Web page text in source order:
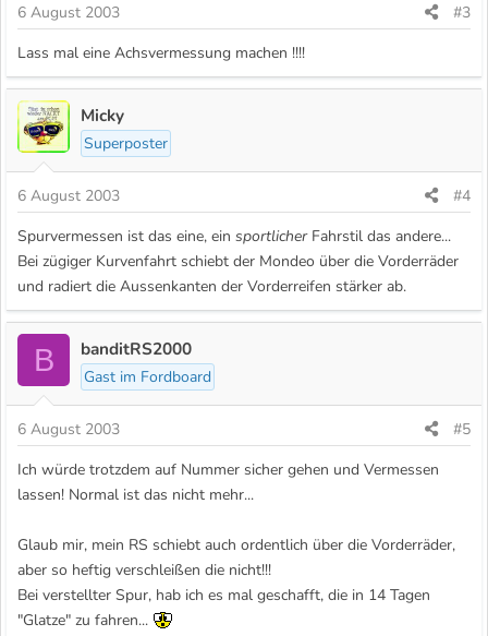
6 August 2003
#3
Lass mal eine Achsvermessung machen !!!!
Micky
Superposter
6 August 2003
#4
Spurvermessen ist das eine, ein sportlicherFahrstil das andere...
Bei zügiger Kurvenfahrt schiebt der Mondeo über die Vorderräder
und radiert die Aussenkanten der Vorderreifen stärker ab.
B banditRS2000
Gast im Fordboard
6 August 2003
#5
Ich würde trotzdem auf Nummer sicher gehen und Vermessen
lassen! Normal ist das nicht mehr...
Glaub mir, mein RS schiebt auch ordentlich über die Vorderräder,
aber so heftig verschleißen die nicht!!!
Bei verstellter Spur, hab ich es mal geschafft, die in 14 Tagen
"Glatze" zu fahren...